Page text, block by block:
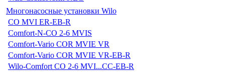
Многонасосные установки Wilo
CO MVI ER-EB-R
Comfort-N-CO 2-6 MVIS
Comfort-Vario COR MVIE VR
Comfort-Vario COR MVIE VR-EB-R
Wilo-Comfort CO 2-6 MVI...CC-EB-R